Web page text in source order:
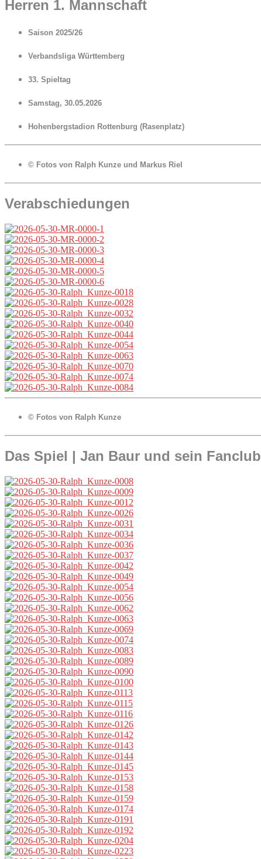
Herren 1. Mannschaft
Saison 2025/26
Verbandsliga Württemberg
33. Spieltag
Samstag, 30.05.2026
Hohenbergstadion Rottenburg (Rasenplatz)
© Fotos von Ralph Kunze und Markus Riel
Verabschiedungen
© Fotos von Ralph Kunze
Das Spiel | Jan Baur und sein Fanclub